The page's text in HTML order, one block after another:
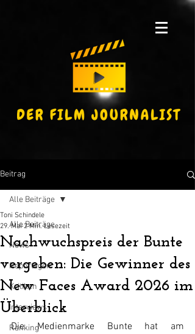
Beitrag
Alle Beiträge
News
Reportagen
Kritiken
Interviews
Ranking
Alle Beiträge
Nachwuchspreis der Bunte
vergeben: Die Gewinner des
New Faces Award 2026 im
Überblick
Toni Schindele
29. Mai 2 Min. Lesezeit
Die Medienmarke Bunte hat am